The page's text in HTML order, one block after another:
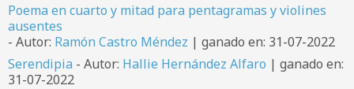
Poema en cuarto y mitad para pentagramas y violines
ausentes
- Autor: Ramón Castro Méndez | ganado en: 31-07-2022
Serendipia - Autor: Hallie Hernández Alfaro | ganado en:
31-07-2022